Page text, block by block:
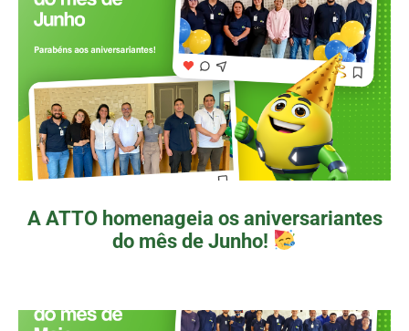
A ATTO homenageia os aniversariantes
do mês de Junho!